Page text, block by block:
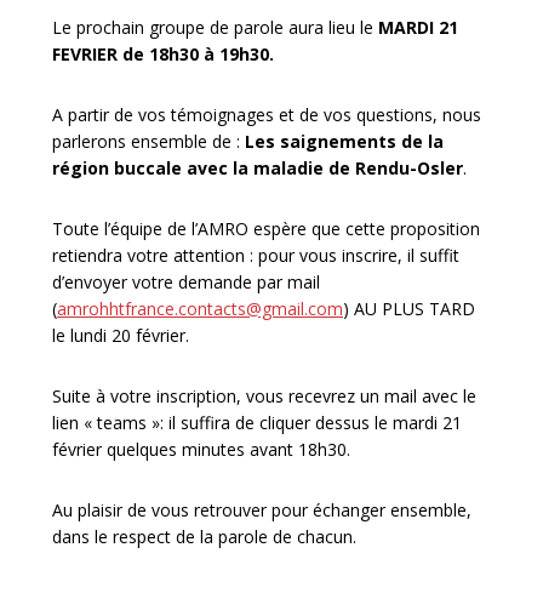
Le prochain groupe de parole aura lieu le MARDI 21
FEVRIER de 18h30 à 19h30.
A partir de vos témoignages et de vos questions, nous
parlerons ensemble de : Les saignements de la
région buccale avec la maladie de Rendu-Osler.
Toute l’équipe de l’AMRO espère que cette proposition
retiendra votre attention : pour vous inscrire, il suffit
d’envoyer votre demande par mail
(amrohhtfrance.contacts@gmail.com) AU PLUS TARD
le lundi 20 février.
Suite à votre inscription, vous recevrez un mail avec le
lien « teams »: il suffira de cliquer dessus le mardi 21
février quelques minutes avant 18h30.
Au plaisir de vous retrouver pour échanger ensemble,
dans le respect de la parole de chacun.